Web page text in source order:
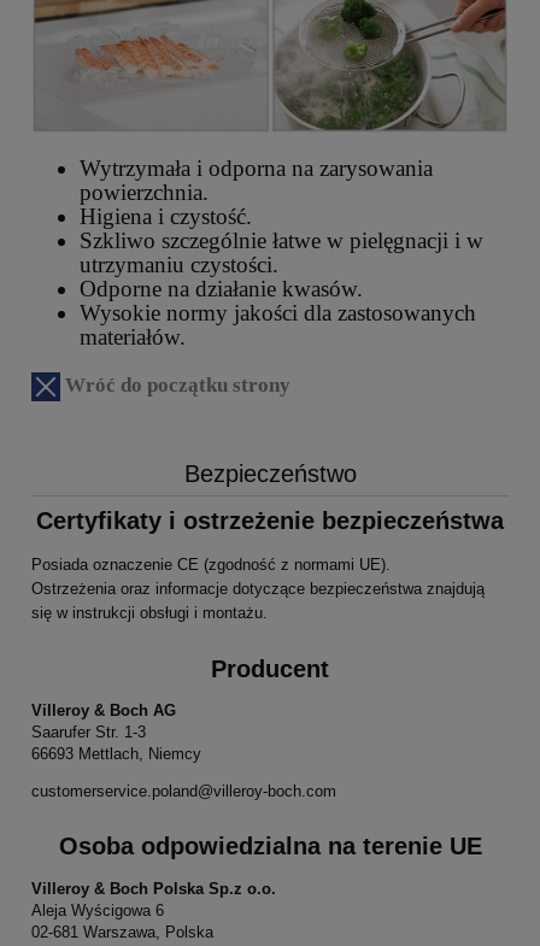
Wytrzymała i odporna na zarysowania
powierzchnia.
Higiena i czystość.
Szkliwo szczególnie łatwe w pielęgnacji i w
utrzymaniu czystości.
Odporne na działanie kwasów.
Wysokie normy jakości dla zastosowanych
materiałów.
Wróć do początku strony
Bezpieczeństwo
Certyfikaty i ostrzeżenie bezpieczeństwa
Posiada oznaczenie CE (zgodność z normami UE).
Ostrzeżenia oraz informacje dotyczące bezpieczeństwa znajdują
się w instrukcji obsługi i montażu.
Producent
Villeroy & Boch AG
Saarufer Str. 1-3
66693 Mettlach, Niemcy
customerservice.poland@villeroy-boch.com
Osoba odpowiedzialna na terenie UE
Villeroy & Boch Polska Sp.z o.o.
Aleja Wyścigowa 6
02-681 Warszawa, Polska